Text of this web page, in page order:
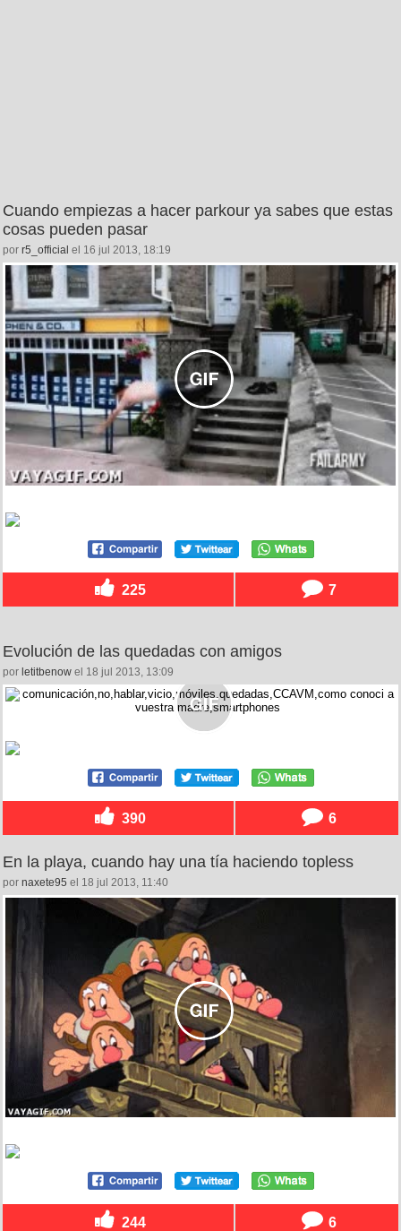
Cuando empiezas a hacer parkour ya sabes que estas
cosas pueden pasar
por r5_official el 16 jul 2013, 18:19
225 7
Evolución de las quedadas con amigos
por letitbenow el 18 jul 2013, 13:09
390 6
En la playa, cuando hay una tía haciendo topless
por naxete95 el 18 jul 2013, 11:40
244 6